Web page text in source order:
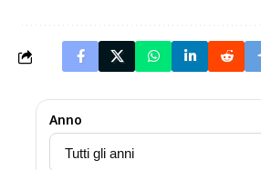
Anno